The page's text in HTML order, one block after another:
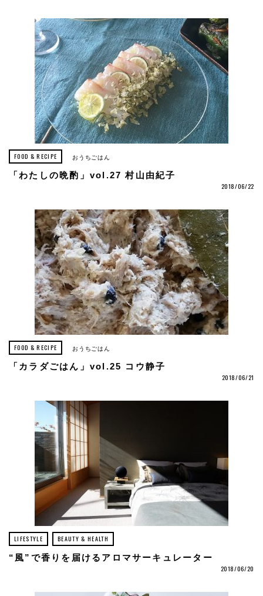
FOOD & RECIPE おうちごはん
「わたしの晩酌」vol.27 村山由紀子
2018/06/22
FOOD & RECIPE おうちごはん
「カラダごはん」vol.25 コウ静子
2018/06/21
LIFESTYLE BEAUTY & HEALTH
“風”で香りを届けるアロマサーキュレーター
2018/06/20